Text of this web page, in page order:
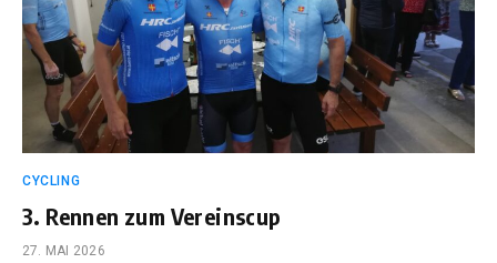
CYCLING
3. Rennen zum Vereinscup
27. MAI 2026